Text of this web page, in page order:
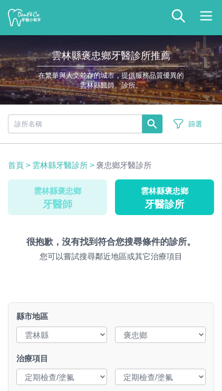
雲林縣褒忠鄉牙醫診所推薦
在繁華與人文並存的城市，提供服務品質優異的
雲林縣醫師、診所。
篩選
首頁 > 雲林縣牙醫診所 > 褒忠鄉牙醫診所
雲林縣褒忠鄉
牙醫師
雲林縣褒忠鄉
牙醫診所
很抱歉，沒有找到符合您搜尋條件的診所。
您可以嘗試搜尋鄰近地區或其它治療項目
縣市地區
治療項目